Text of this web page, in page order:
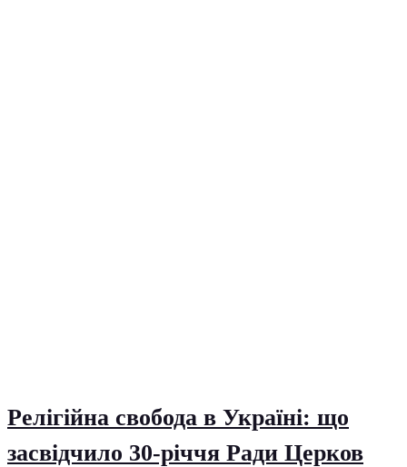
Релігійна свобода в Україні: що
засвідчило 30-річчя Ради Церков